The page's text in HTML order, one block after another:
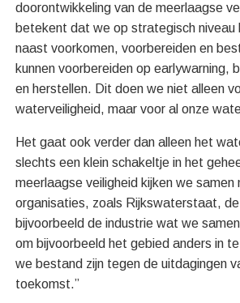
doorontwikkeling van de meerlaagse
betekent dat we op strategisch niveau
naast voorkomen, voorbereiden en
kunnen voorbereiden op earlywarning,
en herstellen. Dit doen we niet alleen
waterveiligheid, maar voor al onze
Het gaat ook verder dan alleen het
slechts een klein schakeltje in het
meerlaagse veiligheid kijken we samen
organisaties, zoals Rijkswaterstaat,
bijvoorbeeld de industrie wat we
om bijvoorbeeld het gebied anders in
we bestand zijn tegen de uitdagingen
toekomst.”